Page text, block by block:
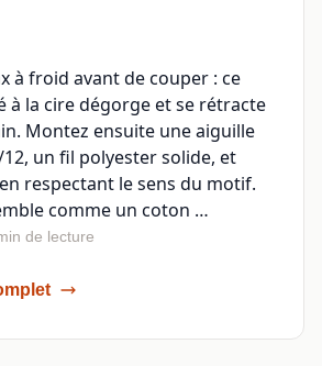
à froid avant de couper : ce
à la cire dégorge et se rétracte
Montez ensuite une aiguille
un fil polyester solide, et
respectant le sens du motif.
comme un coton …
de lecture